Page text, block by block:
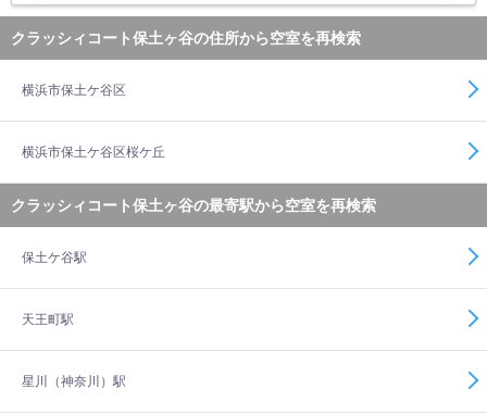
クラッシィコート保土ヶ谷の住所から空室を再検索
横浜市保土ケ谷区
横浜市保土ケ谷区桜ケ丘
クラッシィコート保土ヶ谷の最寄駅から空室を再検索
保土ケ谷駅
天王町駅
星川（神奈川）駅